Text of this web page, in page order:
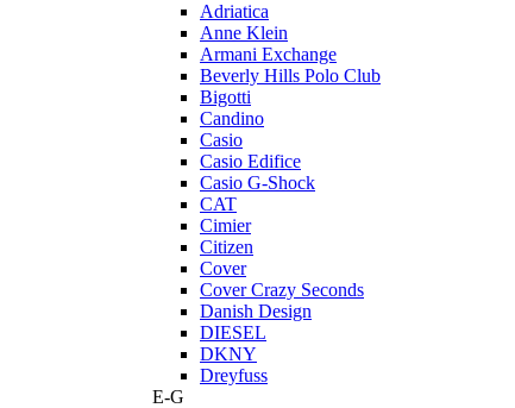
Adriatica
Anne Klein
Armani Exchange
Beverly Hills Polo Club
Bigotti
Candino
Casio
Casio Edifice
Casio G-Shock
CAT
Cimier
Citizen
Cover
Cover Crazy Seconds
Danish Design
DIESEL
DKNY
Dreyfuss
E-G